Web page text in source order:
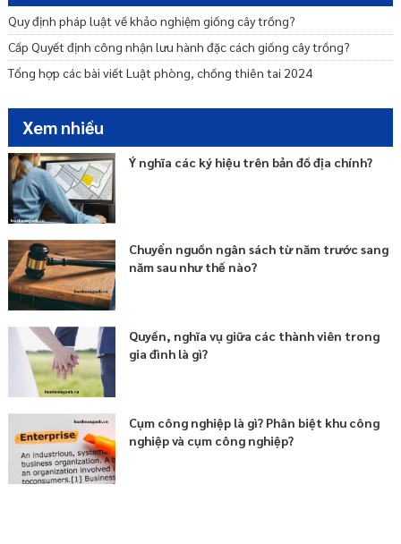
Quy định pháp luật về khảo nghiệm giống cây trồng?
Cấp Quyết định công nhận lưu hành đặc cách giống cây trồng?
Tổng hợp các bài viết Luật phòng, chống thiên tai 2024
Xem nhiều
Ý nghĩa các ký hiệu trên bản đồ địa chính?
Chuyển nguồn ngân sách từ năm trước sang
năm sau như thế nào?
Quyền, nghĩa vụ giữa các thành viên trong
gia đình là gì?
Cụm công nghiệp là gì? Phân biệt khu công
nghiệp và cụm công nghiệp?